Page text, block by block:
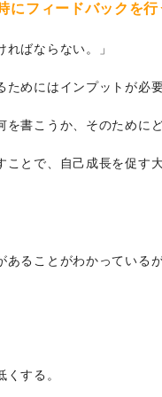
にフィードバックを
ばならない。」
めにはインプットが必要
を書こうか、そのために
ことで、自己成長を促す
ることがわかっているが
する。